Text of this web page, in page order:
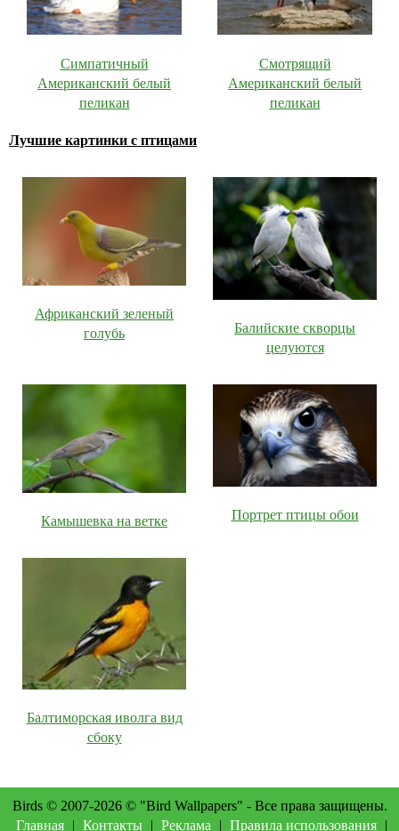
Симпатичный
Американский белый
пеликан
Смотрящий
Американский белый
пеликан
Лучшие картинки с птицами
Африканский зеленый
голубь
Балийские скворцы
целуются
Камышевка на ветке Портрет птицы обои
Балтиморская иволга вид
сбоку
Birds © 2007-2026 © "Bird Wallpapers" - Все права защищены.
Главная | Контакты | Реклама | Правила использования |